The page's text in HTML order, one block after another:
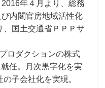
年４月より、総務
内閣官房地域活性化
国土交通省ＰＰＰサ
ロダクションの株式
任。月次黒字化を実
子会社化を実現。